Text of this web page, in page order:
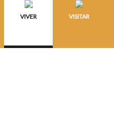
VIVER VISITAR